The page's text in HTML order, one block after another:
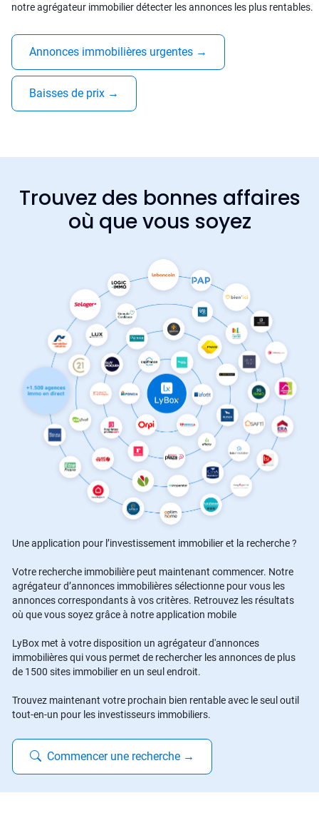
notre agrégateur immobilier détecter les annonces les plus rentables.
Annonces immobilières urgentes →
Baisses de prix →
Trouvez des bonnes affaires
où que vous soyez
Une application pour l’investissement immobilier et la recherche ?
Votre recherche immobilière peut maintenant commencer. Notre
agrégateur d’annonces immobilières sélectionne pour vous les
annonces correspondants à vos critères. Retrouvez les résultats
où que vous soyez grâce à notre application mobile
LyBox met à votre disposition un agrégateur d'annonces
immobilières qui vous permet de rechercher les annonces de plus
de 1500 sites immobilier en un seul endroit.
Trouvez maintenant votre prochain bien rentable avec le seul outil
tout-en-un pour les investisseurs immobiliers.
Commencer une recherche →